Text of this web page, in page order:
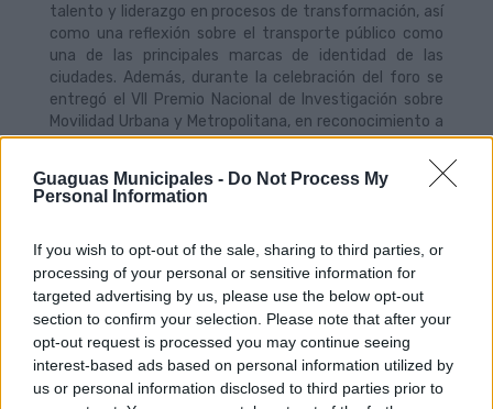
Guaguas Municipales - Do Not Process My
Personal Information
If you wish to opt-out of the sale, sharing to third parties, or
processing of your personal or sensitive information for
targeted advertising by us, please use the below opt-out
section to confirm your selection. Please note that after your
opt-out request is processed you may continue seeing
interest-based ads based on personal information utilized by
us or personal information disclosed to third parties prior to
talento y liderazgo en procesos de transformación, así
como una reflexión sobre el transporte público como
una de las principales marcas de identidad de las
ciudades. Además, durante la celebración del foro se
entregó el VII Premio Nacional de Investigación sobre
Movilidad Urbana y Metropolitana, en reconocimiento a
la innovación y la generación de conocimiento aplicado
La sesión institucional estuvo precedida por la
Santana y Liane, cuya actuación sirvió de apertura al
acto inaugural.
En la jornada del jueves, de perfil jurídico-económico,
además del desarrollo de la asamblea general con la
participación de las empresas asociadas, se abordaron
cuestiones decisivas para el presente y el futuro de la
movilidad, como la financiación estructural del